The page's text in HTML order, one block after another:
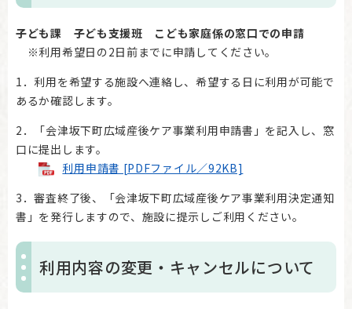
子ども課 子ども支援班 こども家庭係の窓口での申請
※利用希望日の2日前までに申請してください。
1．利用を希望する施設へ連絡し、希望する日に利用が可能で
あるか確認します。
2．「会津坂下町広域産後ケア事業利用申請書」を記入し、窓
口に提出します。
利用申請書 [PDFファイル／92KB]
3．審査終了後、「会津坂下町広域産後ケア事業利用決定通知
書」を発行しますので、施設に提示しご利用ください。
利用内容の変更・キャンセルについて